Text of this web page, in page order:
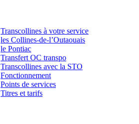
Transcollines à votre service​
les Collines-de-l’Outaouais​
le Pontiac​
Transfert OC transpo
Transcollines avec la STO
Fonctionnement
Points de services
Titres et tarifs